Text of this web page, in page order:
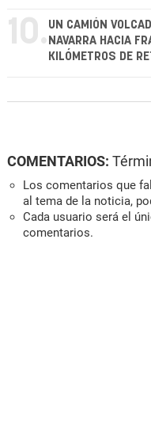
10. UN CAMIÓN
NAVARRA HACIA
KILÓMETROS DE
COMENTARIOS:
Los comentarios que
al tema de la noticia,
Cada usuario será el
comentarios.